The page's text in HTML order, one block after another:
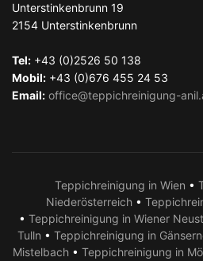
Unterstinkenbrunn 19
2154 Unterstinkenbrunn
Tel: +43 (0)2526 50 138
Mobil: +43 (0)676 455 24 53
Email: office@teppichreinigung-
Teppichreinigung in Wien •
Niederösterreich•
• Teppichreinigung in Wiener
Tulln • Teppichreinigung in
Mistelbach• Teppichreinigung in